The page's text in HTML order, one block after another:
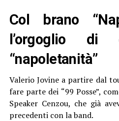
Col brano
l’orgoglio di
“napoletanità”
Valerio Jovine a partire dal
fare parte dei “99 Posse”,
Speaker Cenzou, che già
precedenti con la band.